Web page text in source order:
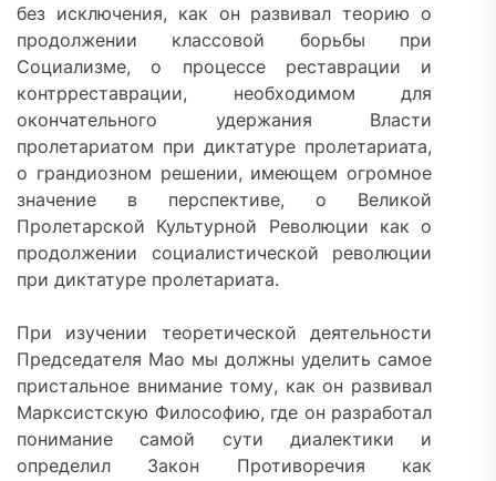
без исключения, как он развивал теорию о
продолжении классовой борьбы при
Социализме, о процессе реставрации и
контрреставрации, необходимом для
окончательного удержания Власти
пролетариатом при диктатуре пролетариата,
о грандиозном решении, имеющем огромное
значение в перспективе, о Великой
Пролетарской Культурной Революции как о
продолжении социалистической революции
при диктатуре пролетариата.
При изучении теоретической деятельности
Председателя Мао мы должны уделить самое
пристальное внимание тому, как он развивал
Марксистскую Философию, где он разработал
понимание самой сути диалектики и
определил Закон Противоречия как